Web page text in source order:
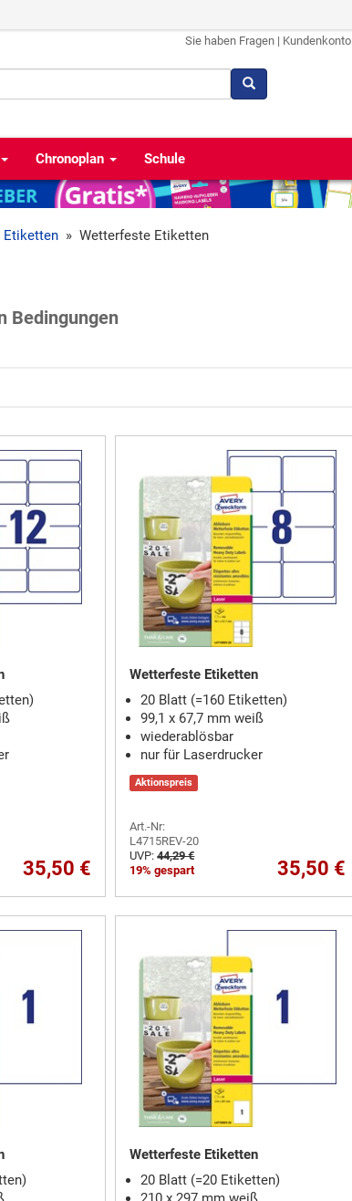
Sie haben Fragen | Kundenkonto
Chronoplan Schule
Etiketten » Wetterfeste Etiketten
Bedingungen
35,50 €
Wetterfeste Etiketten
20 Blatt (=160 Etiketten)
99,1 x 67,7 mm weiß
wiederablösbar
nur für Laserdrucker
Aktionspreis
Art.-Nr:
L4715REV-20
UVP:44,29 €
19% gespart
35,50 €
Wetterfeste Etiketten
20 Blatt (=20 Etiketten)